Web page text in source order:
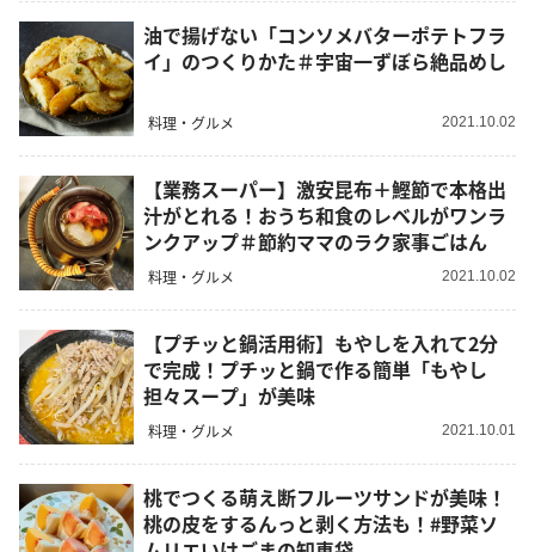
油で揚げない「コンソメバターポテトフラ
イ」のつくりかた＃宇宙一ずぼら絶品めし
料理・グルメ 2021.10.02
【業務スーパー】激安昆布＋鰹節で本格出
汁がとれる！おうち和食のレベルがワンラ
ンクアップ＃節約ママのラク家事ごはん
料理・グルメ 2021.10.02
【プチッと鍋活用術】もやしを入れて2分
で完成！プチッと鍋で作る簡単「もやし
担々スープ」が美味
料理・グルメ 2021.10.01
桃でつくる萌え断フルーツサンドが美味！
桃の皮をするんっと剥く方法も！#野菜ソ